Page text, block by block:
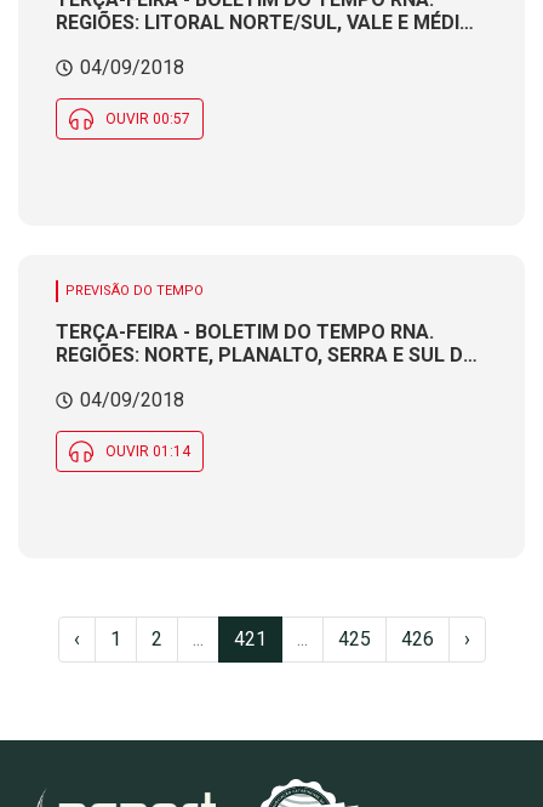
REGIÕES: LITORAL NORTE/SUL, VALE E MÉDIO
Meteorologista CÁTIA BRAGA
04/09/2018
OUVIR 00:57
PREVISÃO DO TEMPO
TERÇA-FEIRA - BOLETIM DO TEMPO RNA.
REGIÕES: NORTE, PLANALTO, SERRA E SUL DO
Meteorologista CÁTIA BRAGA
04/09/2018
OUVIR 01:14
‹ 1 2 ... 421 ... 425 426 ›